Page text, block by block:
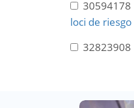
30594178
loci de
32823908